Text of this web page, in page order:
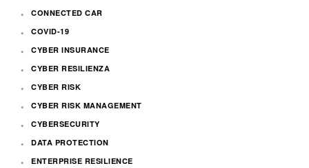
CONNECTED CAR
COVID-19
CYBER INSURANCE
CYBER RESILIENZA
CYBER RISK
CYBER RISK MANAGEMENT
CYBERSECURITY
DATA PROTECTION
ENTERPRISE RESILIENCE